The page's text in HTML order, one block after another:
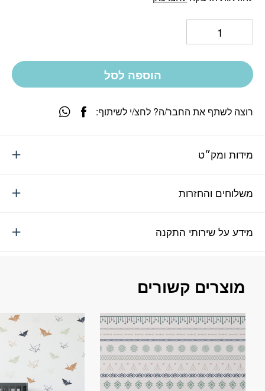
הוספה לסל
מידות ומק״ט
משלוחים והחזרות
מידע על שירותי התקנה
רוצה לשתף את החבר/ה? לחצ/י לשיתוף:
מוצרים קשורים